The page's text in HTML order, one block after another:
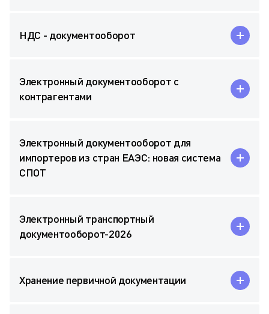
НДС - документооборот
Электронный документооборот с
контрагентами
Электронный документооборот для
импортеров из стран ЕАЭС: новая система
СПОТ
Электронный транспортный
документооборот-2026
Хранение первичной документации